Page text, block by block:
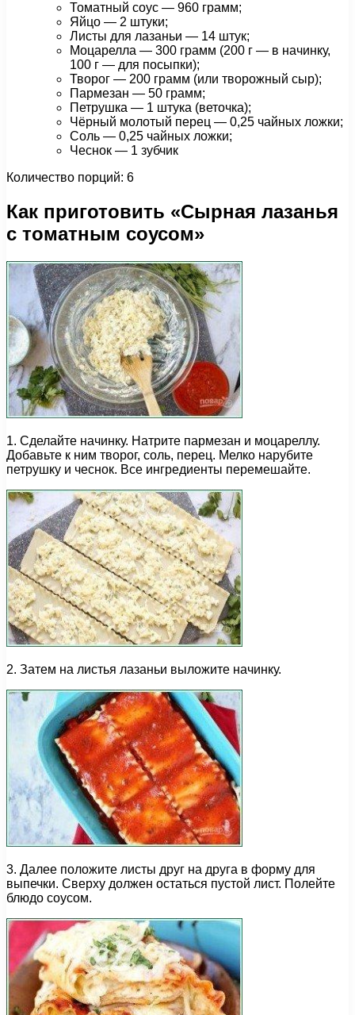
Томатный соус — 960 грамм;
Яйцо — 2 штуки;
Листы для лазаньи — 14 штук;
Моцарелла — 300 грамм (200 г — в начинку,
100 г — для посыпки);
Творог — 200 грамм (или творожный сыр);
Пармезан — 50 грамм;
Петрушка — 1 штука (веточка);
Чёрный молотый перец — 0,25 чайных ложки;
Соль — 0,25 чайных ложки;
Чеснок — 1 зубчик
Количество порций: 6
Как приготовить «Сырная лазанья
с томатным соусом»
1. Сделайте начинку. Натрите пармезан и моцареллу.
Добавьте к ним творог, соль, перец. Мелко нарубите
петрушку и чеснок. Все ингредиенты перемешайте.
2. Затем на листья лазаньи выложите начинку.
3. Далее положите листы друг на друга в форму для
выпечки. Сверху должен остаться пустой лист. Полейте
блюдо соусом.